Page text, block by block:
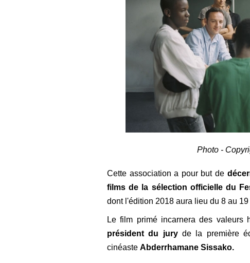
Photo -
Cette association a pour but de
films de la sélection officielle du
dont l'édition 2018 aura lieu du 8 au 19
Le film primé incarnera des valeurs
président du juryde la première
cinéaste Abderrhamane Sissako.